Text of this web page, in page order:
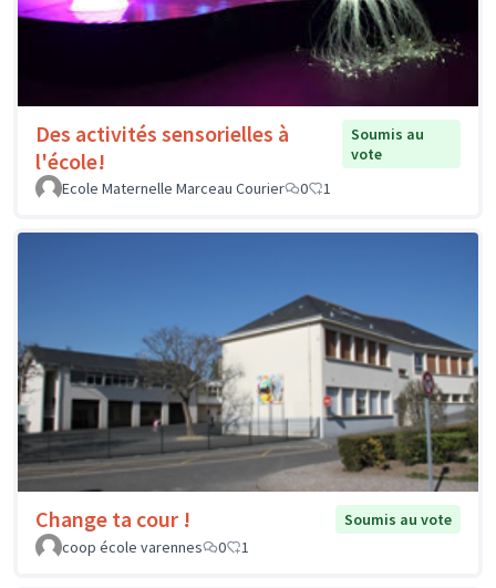
Des activités sensorielles à
l'école!
Soumis au
vote
Ecole Maternelle Marceau Courier
0 1
Change ta cour !
Soumis au vote
coop école varennes
0 1